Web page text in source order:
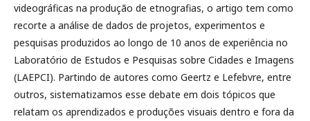
videográficas na produção de etnografias, o artigo tem como
recorte a análise de dados de projetos, experimentos e
pesquisas produzidos ao longo de 10 anos de experiência no
Laboratório de Estudos e Pesquisas sobre Cidades e Imagens
(LAEPCI). Partindo de autores como Geertz e Lefebvre, entre
outros, sistematizamos esse debate em dois tópicos que
relatam os aprendizados e produções visuais dentro e fora da